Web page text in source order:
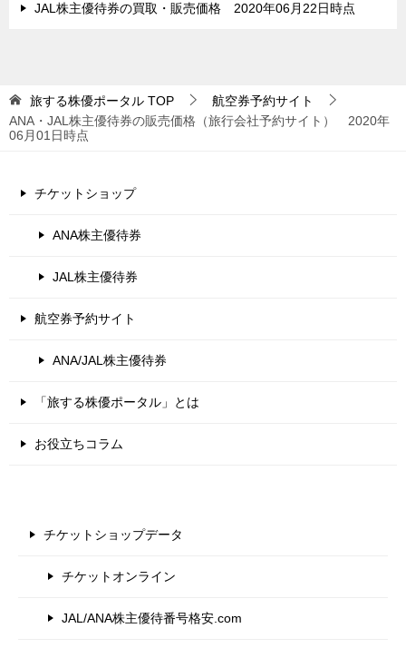
JAL株主優待券の買取・販売価格 2020年06月22日時点
旅する株優ポータル TOP
航空券予約サイト
ANA・JAL株主優待券の販売価格（旅行会社予約サイト） 2020年
06月01日時点
チケットショップ
ANA株主優待券
JAL株主優待券
航空券予約サイト
ANA/JAL株主優待券
「旅する株優ポータル」とは
お役立ちコラム
チケットショップデータ
チケットオンライン
JAL/ANA株主優待番号格安.com